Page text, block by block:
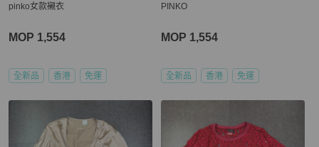
pinko女款襯衣
MOP 1,554
全新品 香港 免運
PINKO
MOP 1,554
全新品 香港 免運